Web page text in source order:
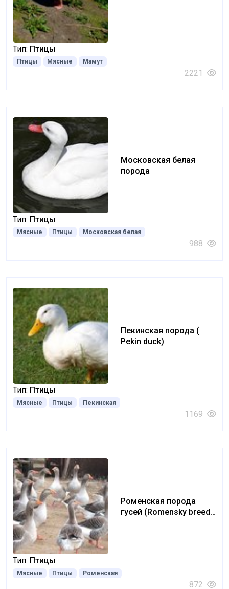
Тип: Птицы
Птицы Мясные Мамут
2221
Московская белая
порода
Тип: Птицы
Мясные Птицы Московская белая
988
Пекинская порода (
Pekin duck)
Тип: Птицы
Мясные Птицы Пекинская
1169
Роменская порода
гусей (Romensky breed
Тип: Птицы
Мясные Птицы Роменская
872